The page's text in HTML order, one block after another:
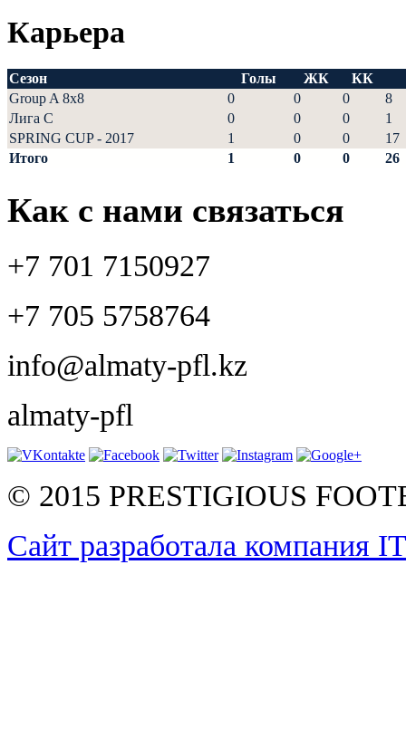
Карьера
Сезон Голы ЖК
КК
Group A 8x8
0 0 0
8
Лига С
0 0 0
1
SPRING CUP - 2017
1 0 0
17
Итого
1 0 0 26
Как с нами связаться
+7 701 7150927
+7 705 5758764
info@almaty-pfl.kz
almaty-pfl
© 2015 PRESTIGIOUS
Сайт разработала компания